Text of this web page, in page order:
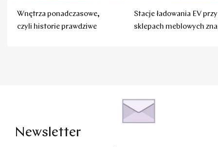
Wnętrza ponadczasowe,
czyli historie prawdziwe
Stacje ładowania EV przy
sklepach meblowych
Newsletter